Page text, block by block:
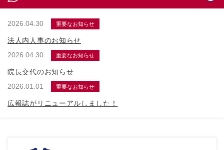
2026.04.30 重要なお知らせ
法人内人事のお知らせ
2026.04.30
重要なお知らせ
院長交代のお知らせ
2026.01.01
重要なお知らせ
広報誌がリニューアルしました！